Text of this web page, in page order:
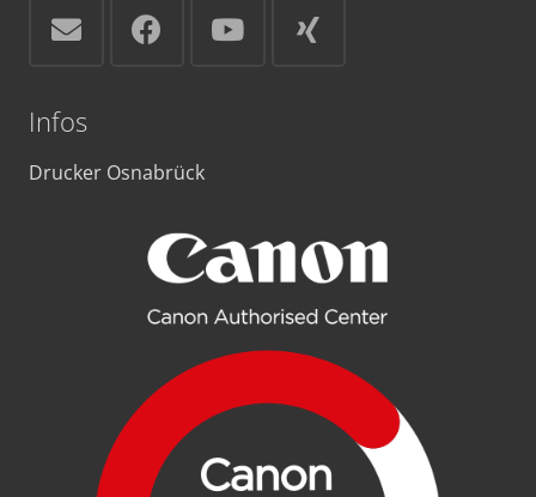
Infos
Drucker Osnabrück